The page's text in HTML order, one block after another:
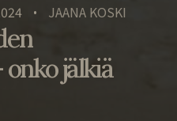
• JAANA KOSKI
jälkiä